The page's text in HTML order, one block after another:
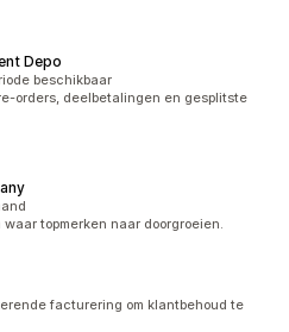
Depo
beschikbaar
orders, deelbetalingen en gesplitste
topmerken naar doorgroeien.
facturering om klantbehoud te